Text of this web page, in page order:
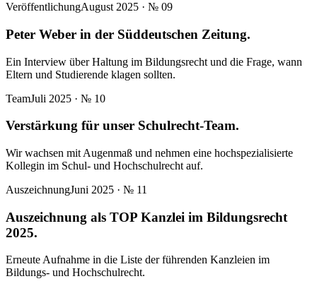
VeröffentlichungAugust 2025 · № 09
Peter Weber in der Süddeutschen Zeitung.
Ein Interview über Haltung im Bildungsrecht und die Frage, wann
Eltern und Studierende klagen sollten.
TeamJuli 2025 · № 10
Verstärkung für unser Schulrecht-Team.
Wir wachsen mit Augenmaß und nehmen eine hochspezialisierte
Kollegin im Schul- und Hochschulrecht auf.
AuszeichnungJuni 2025 · № 11
Auszeichnung als TOP Kanzlei im Bildungsrecht
2025.
Erneute Aufnahme in die Liste der führenden Kanzleien im
Bildungs- und Hochschulrecht.